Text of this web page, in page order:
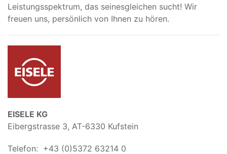
Leistungsspektrum, das seinesgleichen sucht! Wir
freuen uns, persönlich von Ihnen zu hören.
EISELE KG
Eibergstrasse 3, AT-6330 Kufstein
Telefon: +43 (0)5372 63214 0